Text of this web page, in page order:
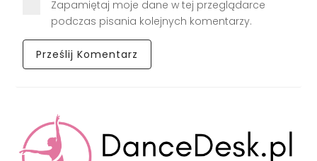
Zapamiętaj moje dane w tej przeglądarce
podczas pisania kolejnych komentarzy.